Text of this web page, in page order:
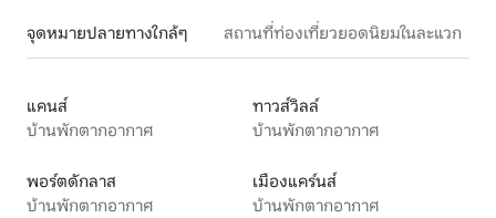
จุดหมายปลายทางใกล้ๆ สถานที่ท่องเที่ยวยอดนิยมในละแวก
แคนส์
บ้านพักตากอากาศ
ทาวส์วิลล์
บ้านพักตากอากาศ
พอร์ตดักลาส
บ้านพักตากอากาศ
เมืองแคร์นส์
บ้านพักตากอากาศ